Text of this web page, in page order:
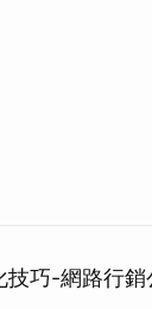
技巧-網路行銷